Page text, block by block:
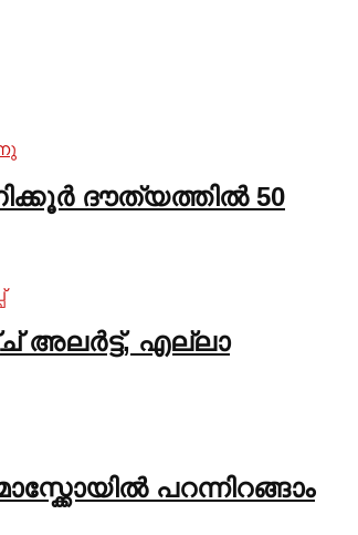
ദൗത്യത്തിൽ 50
അലർട്ട്, എല്ലാ
പറന്നിറങ്ങാം